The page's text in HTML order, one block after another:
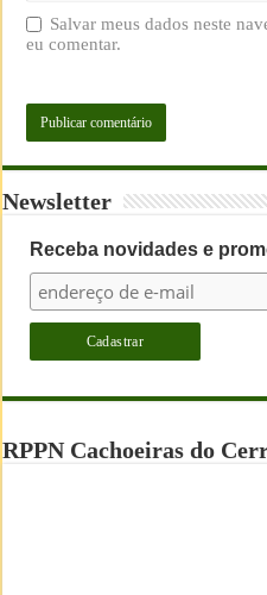
Salvar meus dados neste
eu comentar.
Newsletter
Receba novidades e
RPPN Cachoeiras do